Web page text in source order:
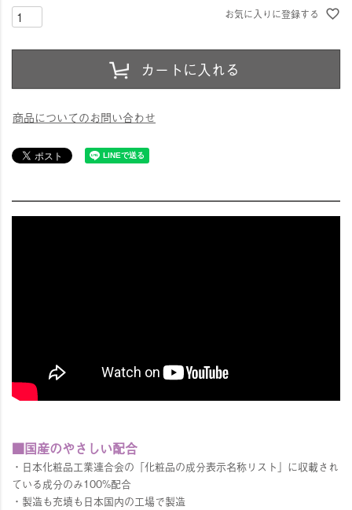
お気に入りに登録する
カートに入れる
商品についてのお問い合わせ
■国産のやさしい配合
・日本化粧品工業連合会の「化粧品の成分表示名称リスト」に収載され
ている成分のみ100%配合
・製造も充填も日本国内の工場で製造